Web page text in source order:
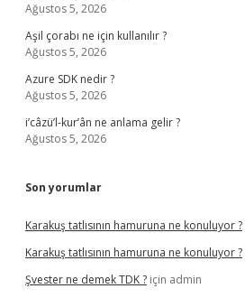
Ağustos 5, 2026
Aşil çorabı ne için kullanılır ?
Ağustos 5, 2026
Azure SDK nedir ?
Ağustos 5, 2026
i’câzü’l-kur’ân ne anlama gelir ?
Ağustos 5, 2026
Son yorumlar
Karakuş tatlısının hamuruna ne konuluyor ?
Karakuş tatlısının hamuruna ne konuluyor ?
Şvester ne demek TDK ? için admin